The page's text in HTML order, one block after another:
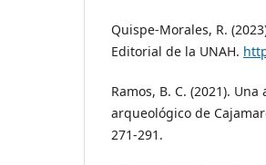
Quispe-Morales, R.
Editorial de la UNAH.
Ramos, B. C. (2021).
arqueológico de
271-291.